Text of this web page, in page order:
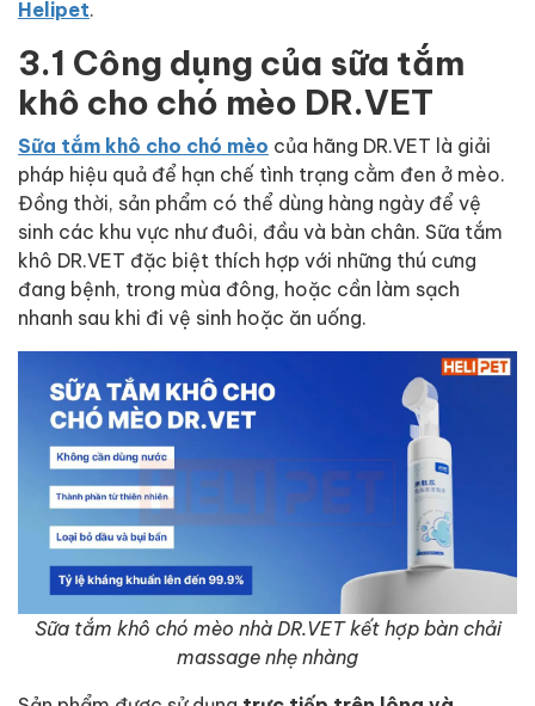
Helipet.
3.1 Công dụng của sữa tắm
khô cho chó mèo DR.VET
Sữa tắm khô cho chó mèo của hãng DR.VET là giải
pháp hiệu quả để hạn chế tình trạng cằm đen ở mèo.
Đồng thời, sản phẩm có thể dùng hàng ngày để vệ
sinh các khu vực như đuôi, đầu và bàn chân. Sữa tắm
khô DR.VET đặc biệt thích hợp với những thú cưng
đang bệnh, trong mùa đông, hoặc cần làm sạch
nhanh sau khi đi vệ sinh hoặc ăn uống.
Sữa tắm khô chó mèo nhà DR.VET kết hợp bàn chải
massage nhẹ nhàng